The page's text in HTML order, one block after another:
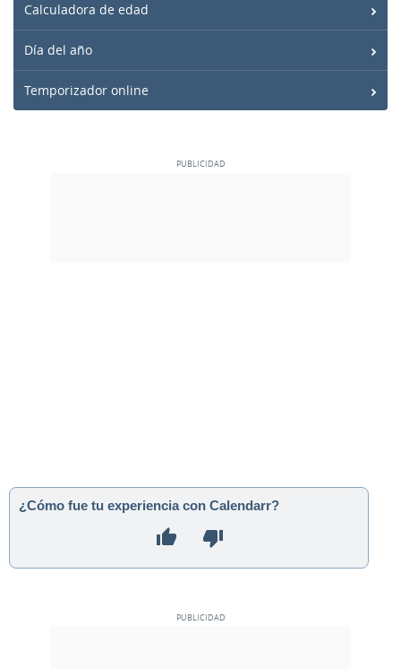
Calculadora de edad
Día del año
Temporizador online
¿Cómo fue tu experiencia con Calendarr?